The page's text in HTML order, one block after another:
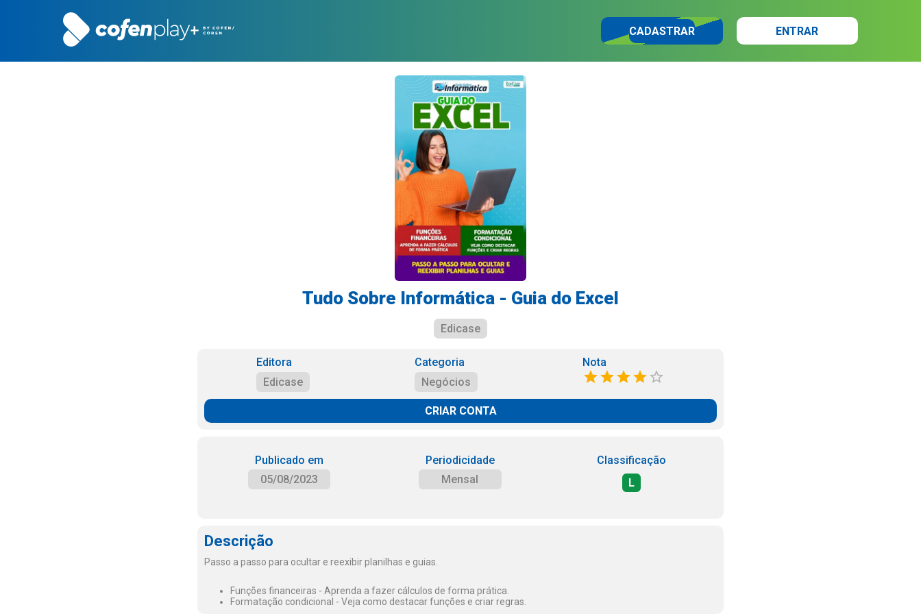
CADASTRAR ENTRAR
Tudo Sobre Informática - Guia do Excel
Edicase
Editora
Edicase
Categoria
Negócios
Nota
CRIAR CONTA
Publicado em
05/08/2023
Periodicidade
Mensal
Classificação
L
Descrição
Passo a passo para ocultar e reexibir planilhas e guias.
Funções financeiras - Aprenda a fazer cálculos de forma prática.
Formatação condicional - Veja como destacar funções e criar regras.